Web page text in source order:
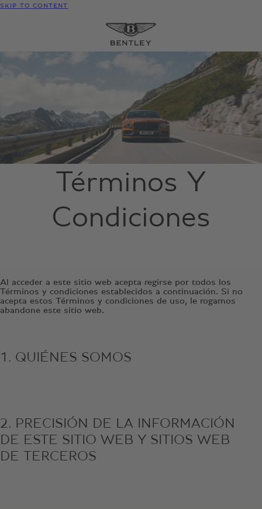
SKIP TO CONTENT
Términos Y
Condiciones
Al acceder a este sitio web acepta regirse por todos los
Términos y condiciones establecidos a continuación. Si no
acepta estos Términos y condiciones de uso, le rogamos
abandone este sitio web.
1. QUIÉNES SOMOS
2. PRECISIÓN DE LA INFORMACIÓN
DE ESTE SITIO WEB Y SITIOS WEB
DE TERCEROS